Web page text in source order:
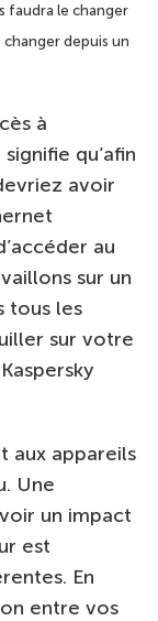
faudra le changer
changer depuis un
à
qu’afin
avoir
au
sur un
tous les
sur votre
aux appareils
Une
un impact
est
En
entre vos